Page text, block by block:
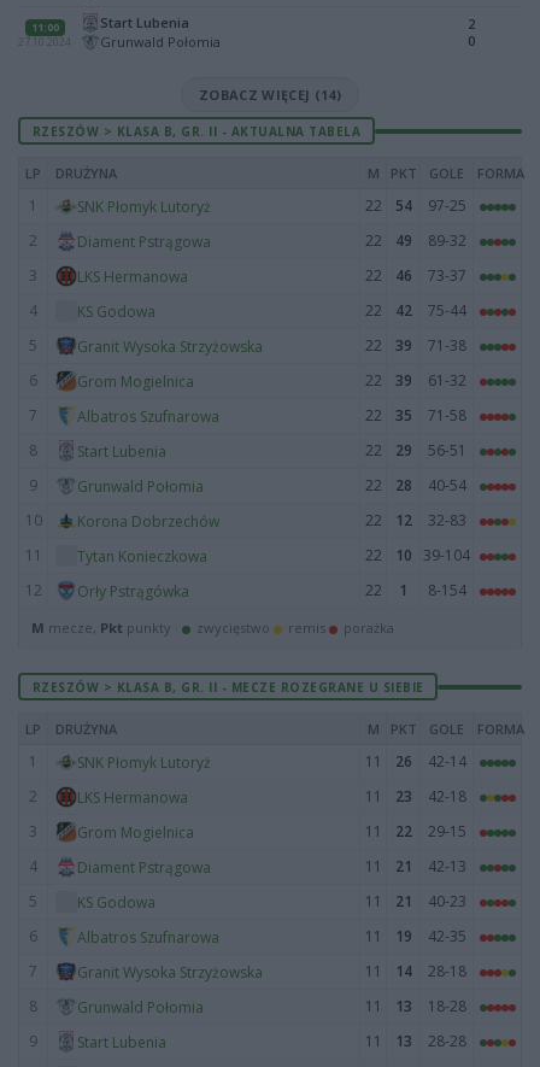
11:00
27.10.2024
Start Lubenia
Grunwald Połomia
2
0
ZOBACZ WIĘCEJ (14)
RZESZÓW > KLASA B, GR. II - AKTUALNA TABELA
LP DRUŻYNA M PKT GOLE FORMA
1 SNK Płomyk Lutoryż 22 54
97-25
2
Diament Pstrągowa 22 49
89-32
3
LKS Hermanowa 22 46
73-37
4
KS Godowa 22 42
75-44
5
Granit Wysoka Strzyżowska 22 39
71-38
6
Grom Mogielnica 22 39
61-32
7
Albatros Szufnarowa 22 35
71-58
8
Start Lubenia 22 29
56-51
9
Grunwald Połomia 22 28
40-54
10
Korona Dobrzechów 22 12
32-83
11
Tytan Konieczkowa 22 10
39-104
12
Orły Pstrągówka 22 1 8-154
M mecze, Pkt punkty · zwycięstwo remis porażka
RZESZÓW > KLASA B, GR. II - MECZE ROZEGRANE U SIEBIE
LP DRUŻYNA M PKT GOLE FORMA
1 SNK Płomyk Lutoryż 11 26
42-14
2
LKS Hermanowa 11 23
42-18
3
Grom Mogielnica 11 22
29-15
4
Diament Pstrągowa 11 21
42-13
5
KS Godowa 11 21
40-23
6
Albatros Szufnarowa 11 19
42-35
7
Granit Wysoka Strzyżowska 11 14
28-18
8
Grunwald Połomia 11 13
18-28
9
Start Lubenia 11 13
28-28